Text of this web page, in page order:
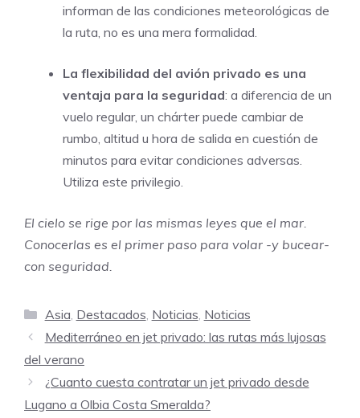
informan de las condiciones meteorológicas de
la ruta, no es una mera formalidad.
La flexibilidad del avión privado es una
ventaja para la seguridad: a diferencia de un
vuelo regular, un chárter puede cambiar de
rumbo, altitud u hora de salida en cuestión de
minutos para evitar condiciones adversas.
Utiliza este privilegio.
El cielo se rige por las mismas leyes que el mar.
Conocerlas es el primer paso para volar -y bucear-
con seguridad.
Categorías
Asia Destacados Noticias Noticias
Mediterráneo en jet privado: las rutas más lujosas
del verano
¿Cuanto cuesta contratar un jet privado desde
Lugano a Olbia Costa Smeralda?